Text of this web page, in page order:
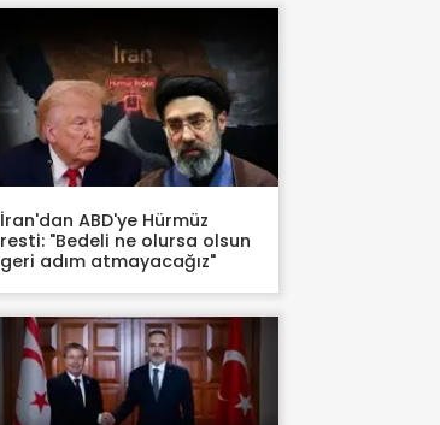
İran'dan ABD'ye Hürmüz
resti: "Bedeli ne olursa olsun
geri adım atmayacağız"